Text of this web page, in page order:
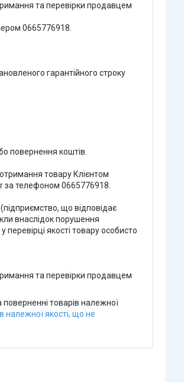
та перевірки продавцем
0665776918.
гарантійного строку
повернення коштів.
товару Клієнтом
за телефоном 0665776918.
що відповідає
внаслідок порушення
якості товару особисто
та перевірки продавцем
товарів належної
належної якості, що не